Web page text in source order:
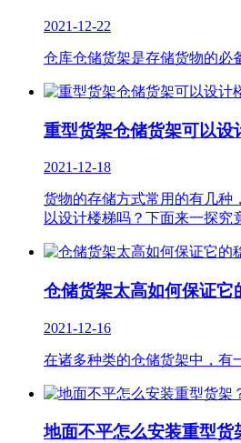
2021-12-22
仓库仓储货架是存储货物的必
重型货架仓储货架可以设
2021-12-18
货物的存储方式常用的有几种
以设计楼梯吗？下面来一探究
仓储货架太高如何保证它
2021-12-16
在诸多种类的仓储货架中，有
地面不平怎么安装重型货